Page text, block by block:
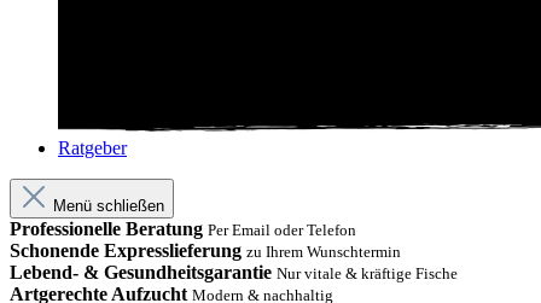
Ratgeber
Menü schließen
Professionelle Beratung Per Email oder Telefon
Schonende Expresslieferung zu Ihrem Wunschtermin
Lebend- & Gesundheitsgarantie Nur vitale & kräftige Fische
Artgerechte Aufzucht Modern & nachhaltig